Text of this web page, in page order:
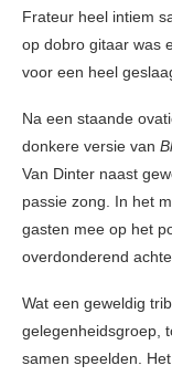
Frateur heel intiem
op dobro gitaar was
voor een heel
Na een staande
donkere versie van
Van Dinter naast
passie zong. In het
gasten mee op het
overdonderend
Wat een geweldig
gelegenheidsgroep,
samen speelden.